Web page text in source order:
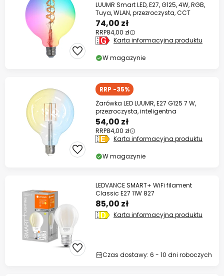
LUUMR Smart LED, E27, G125, 4W, RGB,
Tuya, WLAN, przezroczysta, CCT
74,00 zł
RRP84,00 zł
Karta informacyjna produktu
W magazynie
RRP -35%
Żarówka LED LUUMR, E27 G125 7 W,
przezroczysta, inteligentna
54,00 zł
RRP84,00 zł
Karta informacyjna produktu
W magazynie
LEDVANCE SMART+ WiFi filament
Classic E27 11W 827
85,00 zł
Karta informacyjna produktu
Czas dostawy: 6 - 10 dni roboczych